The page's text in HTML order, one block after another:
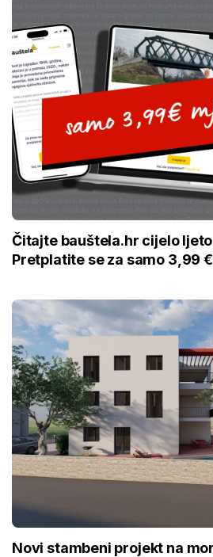
Čitajte bauštela.hr cijelo
Pretplatite se za samo 3,99
Novi stambeni projekt na